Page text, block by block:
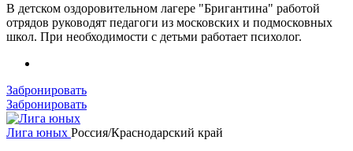
В детском оздоровительном лагере "Бригантина" работой
отрядов руководят педагоги из московских и подмосковных
школ. При необходимости с детьми работает психолог.
Забронировать
Забронировать
Лига юных Россия/Краснодарский край